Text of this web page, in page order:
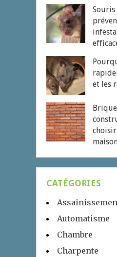
Souris
et les
CATÉGORIES
Automatisme
Chambre
Charpente